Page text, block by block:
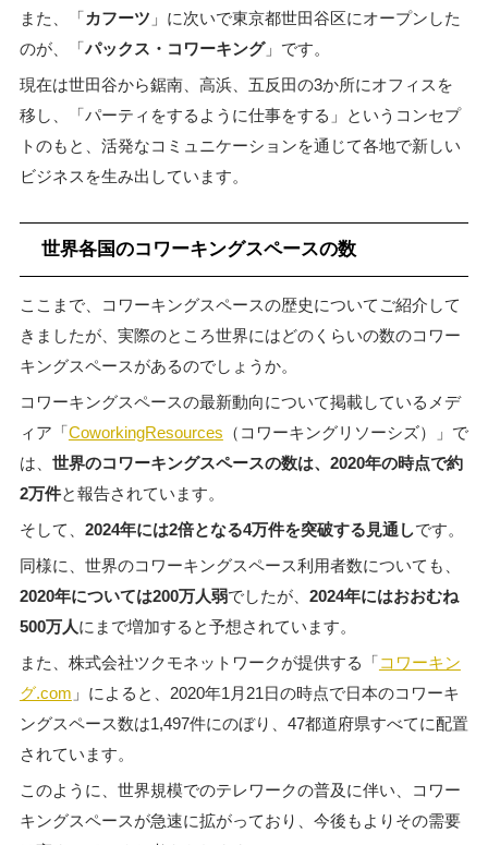
また、「カフーツ 」に次いで東京都世田谷区にオープンした
のが、「パックス・コワーキング」です。
現在は世田谷から鋸南、高浜、五反田の3か所にオフィスを
移し、「パーティをするように仕事をする」というコンセプ
トのもと、活発なコミュニケーションを通じて各地で新しい
ビジネスを生み出しています。
世界各国のコワーキングスペースの数
ここまで、コワーキングスペースの歴史についてご紹介して
きましたが、実際のところ世界にはどのくらいの数のコワー
キングスペースがあるのでしょうか。
コワーキングスペースの最新動向について掲載しているメデ
ィア「CoworkingResources （コワーキングリソーシズ）」で
は、 世界のコワーキングスペースの数は、2020年の時点で約
2万件と報告されています。
そして、 2024年には2倍となる4万件を突破する見通しです。
同様に、世界のコワーキングスペース利用者数についても、
2020年については200万人弱でしたが、 2024年にはおおむね
500万人にまで増加すると予想されています。
また、株式会社ツクモネットワークが提供する「コワーキン
グ.com 」によると、2020年1月21日の時点で日本のコワーキ
ングスペース数は1,497件にのぼり、47都道府県すべてに配置
されています。
このように、世界規模でのテレワークの普及に伴い、コワー
キングスペースが急速に拡がっており、今後もよりその需要